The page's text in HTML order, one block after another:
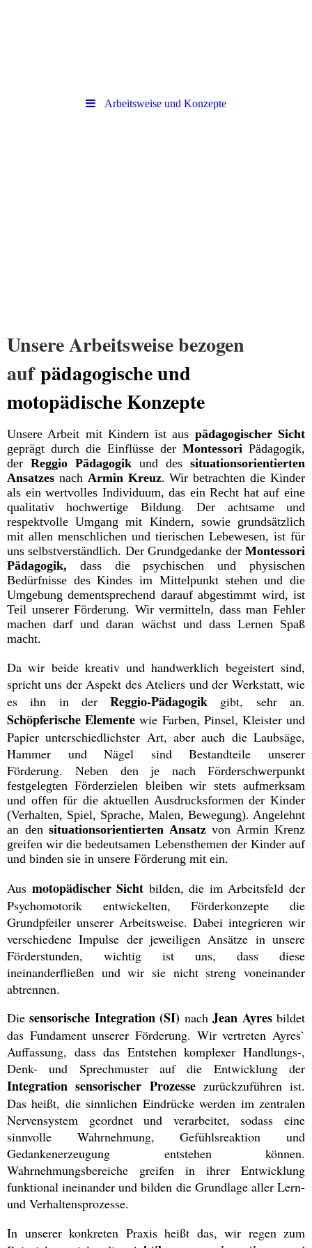
Arbeitsweise und Konzepte
Unsere Arbeitsweise bezogen
aufpädagogische und
motopädische Konzepte
Unsere Arbeit mit Kindern ist aus pädagogischer Sicht
geprägt durch die Einflüsse der Montessori Pädagogik,
der Reggio Pädagogik und des situationsorientierten
Ansatzes nach Armin Kreuz. Wir betrachten die Kinder
als ein wertvolles Individuum, das ein Recht hat auf eine
qualitativ hochwertige Bildung. Der achtsame und
respektvolle Umgang mit Kindern, sowie grundsätzlich
mit allen menschlichen und tierischen Lebewesen, ist für
uns selbstverständlich. Der Grundgedanke derMontessori
Pädagogik, dass die psychischen und physischen
Bedürfnisse des Kindes im Mittelpunkt stehen und die
Umgebung dementsprechend darauf abgestimmt wird, ist
Teil unserer Förderung. Wir vermitteln, dass man Fehler
machen darf und daran wächst und dass Lernen Spaß
macht.
Da wir beide kreativ und handwerklich begeistert sind,
spricht uns der Aspekt des Ateliers und der Werkstatt, wie
es ihn in derReggio-Pädagogik gibt, sehr an.
Schöpferische Elemente wie Farben, Pinsel, Kleister und
Papier unterschiedlichster Art, aber auch die Laubsäge,
Hammer und Nägel sind Bestandteile unserer
Förderung.Neben den je nach Förderschwerpunkt
festgelegten Förderzielen bleiben wir stets aufmerksam
und offen für die aktuellen Ausdrucksformen der Kinder
(Verhalten, Spiel, Sprache, Malen, Bewegung). Angelehnt
an den situationsorientierten Ansatzvon Armin Krenz
greifen wir die bedeutsamen Lebensthemen der Kinder auf
und binden sie in unsere Förderung mit ein.
Aus motopädischer Sicht bilden, die im Arbeitsfeld der
Psychomotorik entwickelten, Förderkonzepte die
Grundpfeiler unserer Arbeitsweise. Dabei integrieren wir
verschiedene Impulse der jeweiligen Ansätze in unsere
Förderstunden, wichtig ist uns, dass diese
ineinanderfließen und wir sie nicht streng voneinander
abtrennen.
Diesensorische Integration (SI) nachJean Ayresbildet
das Fundament unserer Förderung. Wir vertreten Ayres`
Auffassung, dass das Entstehen komplexer Handlungs-,
Denk- und Sprechmuster auf die Entwicklung der
Integration sensorischer Prozessezurückzuführen ist.
Das heißt, die sinnlichen Eindrücke werden im zentralen
Nervensystem geordnet und verarbeitet, sodass eine
sinnvolle Wahrnehmung, Gefühlsreaktion und
Gedankenerzeugung entstehen können.
Wahrnehmungsbereiche greifen in ihrer Entwicklung
funktional ineinander und bilden die Grundlage aller Lern-
und Verhaltensprozesse.
In unserer konkreten Praxis heißt das, wir regen zum